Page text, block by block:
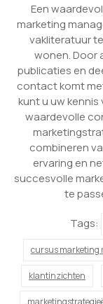
Een
marketing
vakliteratuur
wonen. Door
publicaties en
contact komt
kunt u uw
waardevolle
combineren
ervaring en
succesvolle
te
Tags:
cursus marketing
klantinzichten